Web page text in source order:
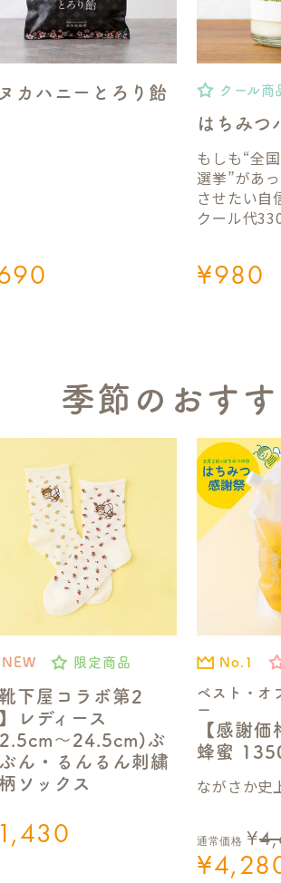
カハニーとろり飴 クール商
はちみつ
もしも“全
選挙”があ
させたい自
クール代
¥980
季節のおす
NEW 限定商品
靴下屋コラボ第2
レディース
～24.5cm)ぶ
ん・るんるん刺繍
ソックス
1,430
No.1
ベスト・オ
ー
【感謝
蜂蜜
ながさか史
通常価格 ¥
¥